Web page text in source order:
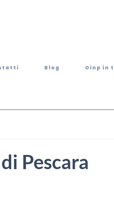
Blog Oinp in
Pescara